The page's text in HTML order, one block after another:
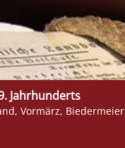
Jahrhunderts
Vormärz, Biedermeier